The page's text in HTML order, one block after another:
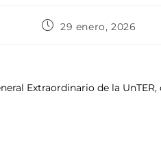
29 enero, 2026
Extraordinario de la